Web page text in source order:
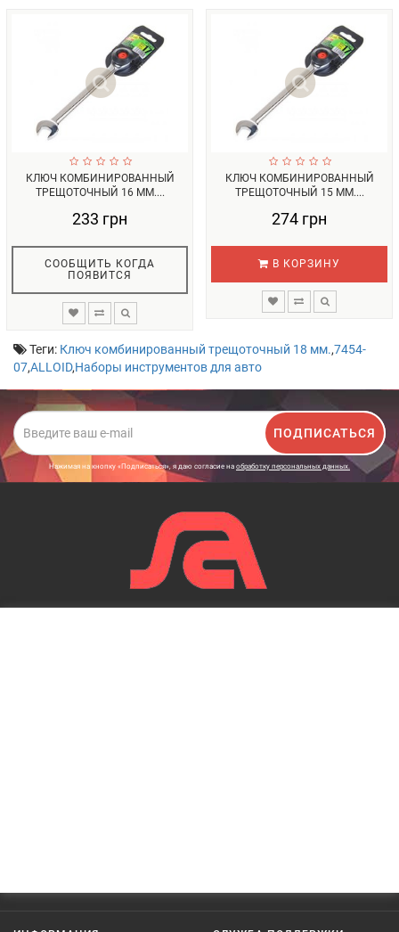
КЛЮЧ КОМБИНИРОВАННЫЙ
ТРЕЩОТОЧНЫЙ 16 ММ....
233 грн
СООБЩИТЬ КОГДА
ПОЯВИТСЯ
КЛЮЧ КОМБИНИРОВАННЫЙ
ТРЕЩОТОЧНЫЙ 15 ММ....
274 грн
В КОРЗИНУ
Теги: Ключ комбинированный трещоточный 18 мм.,7454-
07,ALLOID,Наборы инструментов для авто
ПОДПИСАТЬСЯ
Нажимая на кнопку «Подписаться», я даю cогласие на обработку персональных данных.